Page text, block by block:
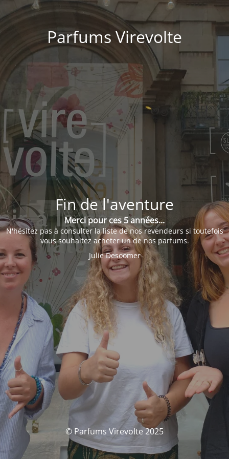
Parfums Virevolte
Fin de l'aventure
Merci pour ces 5 années...
N'hésitez pas à consulter la liste de nos revendeurs si toutefois
vous souhaitez acheter un de nos parfums.
Julie Desoomer
© Parfums Virevolte 2025